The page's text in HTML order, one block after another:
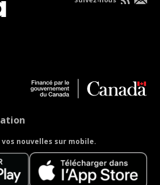
vos nouvelles sur mobile.